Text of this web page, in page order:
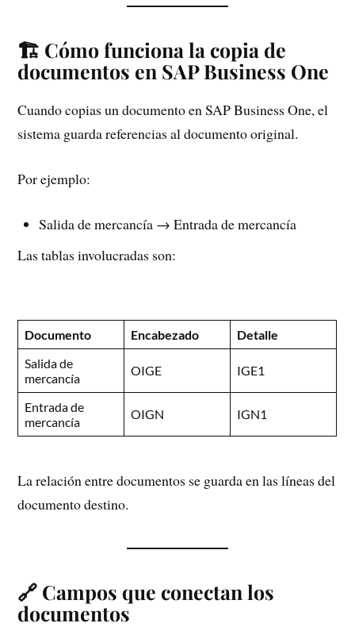
🏗️ Cómo funciona la copia de
documentos en SAP Business One
Cuando copias un documento en SAP Business One, el
sistema guarda referencias al documento original.
Por ejemplo:
Salida de mercancía → Entrada de mercancía
Las tablas involucradas son:
Documento Encabezado
Detalle
Salida de
mercancía
OIGE IGE1
Entrada de
mercancía
OIGN IGN1
La relación entre documentos se guarda en las líneas del
documento destino.
🔗 Campos que conectan los
documentos